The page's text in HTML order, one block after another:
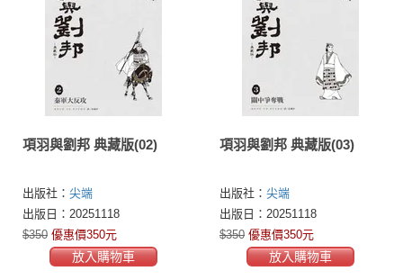
項羽與劉邦 典藏版(02)
出版社： 尖端
出版日：20251118
$350 優惠價350元
放入購物車
項羽與劉邦 典藏版(03)
出版社： 尖端
出版日：20251118
$350 優惠價350元
放入購物車